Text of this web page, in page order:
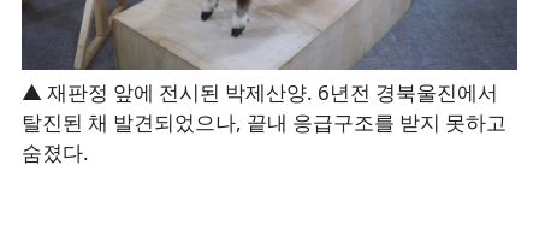
▲ 재판정 앞에 전시된 박제산양. 6년전 경북울진에서
탈진된 채 발견되었으나, 끝내 응급구조를 받지 못하고
숨졌다.